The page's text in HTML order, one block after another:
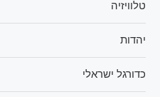
טלוויזיה
יהדות
כדורגל ישראלי